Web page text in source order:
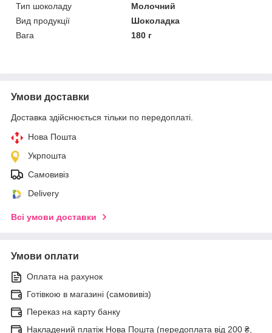
Тип шоколаду
Молочний
Вид продукції
Шоколадка
Вага
180 г
Умови доставки
Доставка здійснюється тільки по передоплаті.
Нова Пошта
Укрпошта
Самовивіз
Delivery
Всі умови доставки
Умови оплати
Оплата на рахунок
Готівкою в магазині (самовивіз)
Переказ на карту банку
Накладений платіж Нова Пошта (передоплата від 200 ₴,